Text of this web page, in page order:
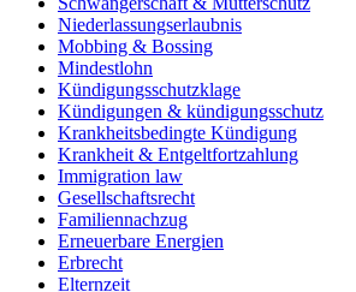
Niederlassungserlaubnis
Mobbing & Bossing
Mindestlohn
Kündigungsschutzklage
Kündigungen & kündigungsschutz
Krankheitsbedingte Kündigung
Krankheit & Entgeltfortzahlung
Immigration law
Gesellschaftsrecht
Familiennachzug
Erneuerbare Energien
Erbrecht
Elternzeit